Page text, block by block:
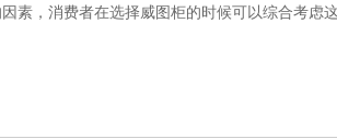
素，消费者在选择威图柜的时候可以综合考